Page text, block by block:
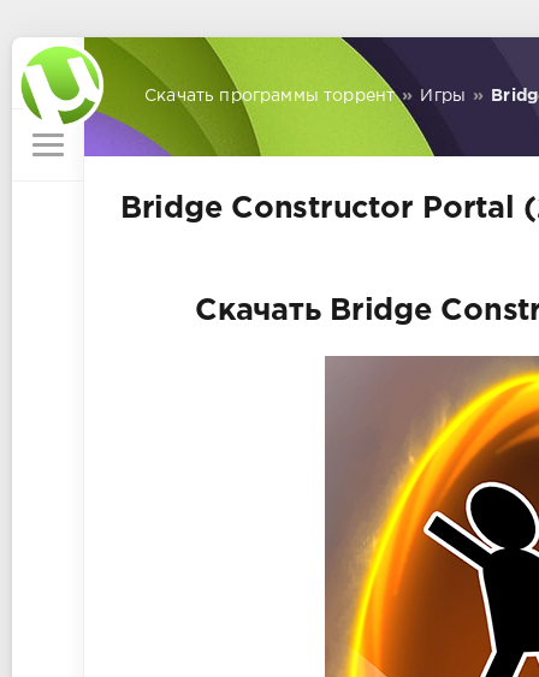
Скачать программы торрент » Игры »
Bridge Constructor Portal
Скачать Bridge